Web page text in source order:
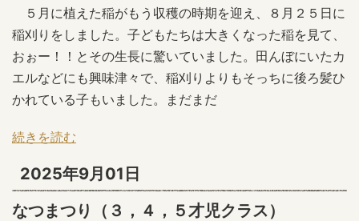
５月に植えた稲がもう収穫の時期を迎え、８月２５日に
稲刈りをしました。子どもたちは大きくなった稲を見て、
おぉー！！とその生長に驚いていました。田んぼにいたカ
エルなどにも興味津々で、稲刈りよりもそっちに後ろ髪ひ
かれている子もいました。まだまだ
続きを読む
2025年9月01日
なつまつり（３，４，５才児クラス）